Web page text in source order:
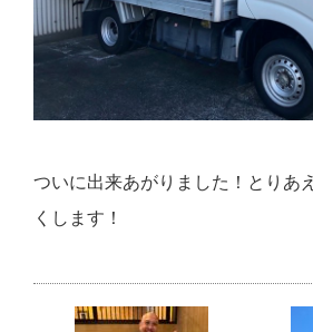
ついに出来あがりました！とりあ
くします！